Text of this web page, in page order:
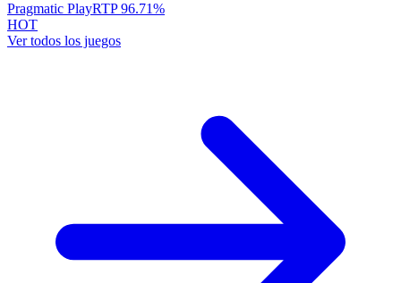
Pragmatic PlayRTP96.71%
HOT
Ver todos los juegos